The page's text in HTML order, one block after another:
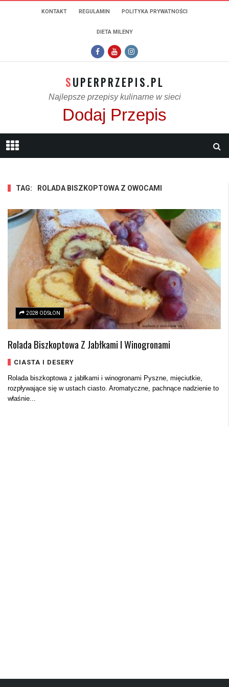
KONTAKT REGULAMIN POLITYKA PRYWATNOŚCI
DIETA MILENY
SUPERPRZEPIS.PL
Najlepsze przepisy kulinarne w sieci
Dodaj Przepis
TAG: ROLADA BISZKOPTOWA Z OWOCAMI
2028 ODSŁON
Rolada Biszkoptowa Z Jabłkami I Winogronami
CIASTA I DESERY
Rolada biszkoptowa z jabłkami i winogronami Pyszne, mięciutkie,
rozpływające się w ustach ciasto. Aromatyczne, pachnące nadzienie to
właśnie...